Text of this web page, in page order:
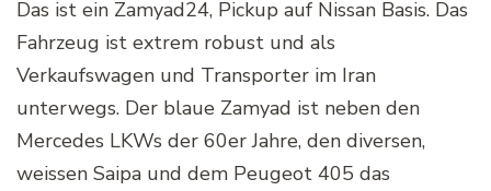
Das ist ein Zamyad24, Pickup auf Nissan Basis. Das
Fahrzeug ist extrem robust und als
Verkaufswagen und Transporter im Iran
unterwegs. Der blaue Zamyad ist neben den
Mercedes LKWs der 60er Jahre, den diversen,
weissen Saipa und dem Peugeot 405 das